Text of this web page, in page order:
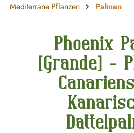
Mediterrane Pflanzen Palmen
Phoenix
[Grande] -